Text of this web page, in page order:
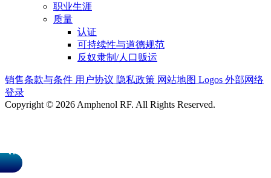
职业生涯
质量
认证
可持续性与道德规范
反奴隶制/人口贩运
销售条款与条件 用户协议 隐私政策 网站地图 Logos 外部网络
登录
Copyright © 2026 Amphenol RF. All Rights Reserved.